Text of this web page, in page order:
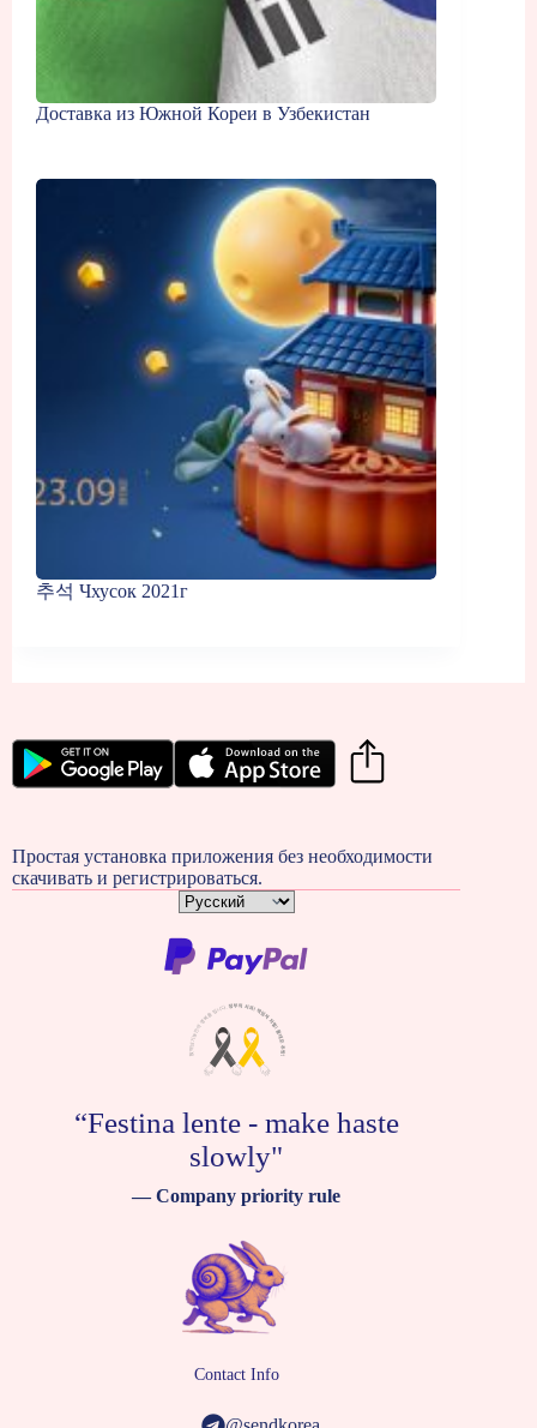
Доставка из Южной Кореи в Узбекистан
추석 Чхусок 2021г
Простая установка приложения без необходимости
скачивать и регистрироваться.
Показать
все
языки
“Festina lente - make haste
slowly"
— Company priority rule
Contact Info